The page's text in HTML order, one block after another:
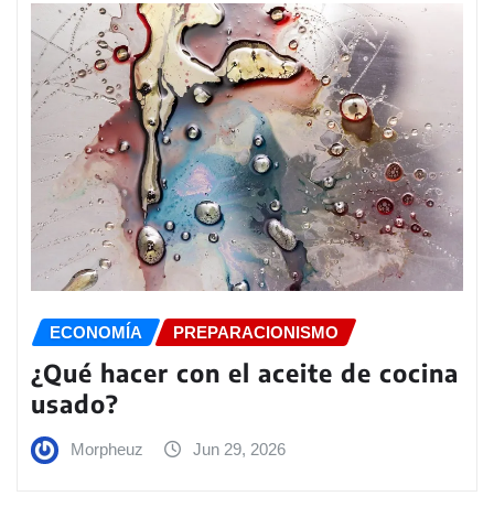
ECONOMÍA PREPARACIONISMO
¿Qué hacer con el aceite de cocina
usado?
Morpheuz Jun 29, 2026